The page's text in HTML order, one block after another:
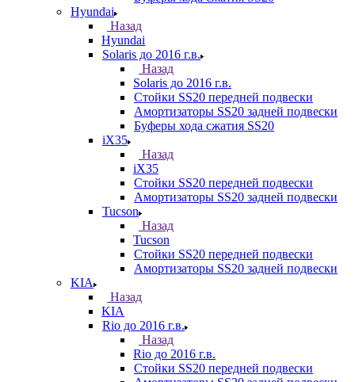
Hyundai
Назад
Hyundai
Solaris до 2016 г.в.
Назад
Solaris до 2016 г.в.
Стойки SS20 передней подвески
Амортизаторы SS20 задней подвески
Буферы хода сжатия SS20
iX35
Назад
iX35
Стойки SS20 передней подвески
Амортизаторы SS20 задней подвески
Tucson
Назад
Tucson
Стойки SS20 передней подвески
Амортизаторы SS20 задней подвески
KIA
Назад
KIA
Rio до 2016 г.в.
Назад
Rio до 2016 г.в.
Стойки SS20 передней подвески